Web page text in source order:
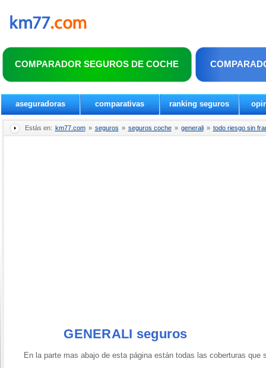
COMPARADOR SEGUROS DE COCHE
aseguradoras comparativas ranking seguros
Estás en: km77.com » seguros » seguros coche » generali » todo riesgo sin
GENERALI seguros
En la parte mas abajo de esta página están todas las coberturas